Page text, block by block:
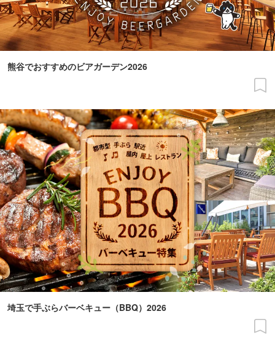
熊谷でおすすめのビアガーデン2026
埼玉で手ぶらバーベキュー（BBQ）2026